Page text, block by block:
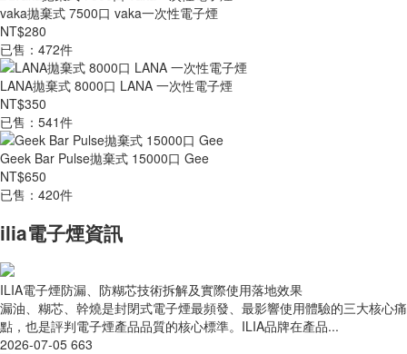
vaka拋棄式 7500口 vaka一次性電子煙
NT$280
已售：472件
LANA拋棄式 8000口 LANA 一次性電子煙
NT$350
已售：541件
Geek Bar Pulse拋棄式 15000口 Gee
NT$650
已售：420件
ilia電子煙資訊
ILIA電子煙防漏、防糊芯技術拆解及實際使用落地效果
漏油、糊芯、幹燒是封閉式電子煙最頻發、最影響使用體驗的三大核心痛
點，也是評判電子煙產品品質的核心標準。ILIA品牌在產品...
2026-07-05 663